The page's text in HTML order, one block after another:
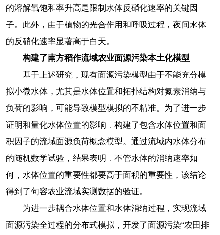
的溶解氧饱和率升高是限制水体反硝化速率的关键因
子。此外，由于植物的光合作用和呼吸过程，夜间水体
的反硝化速率显著高于白天。
构建了南方稻作流域农业面源污染本土化模型
基于上述研究，现有面源污染模型由于不能充分模
拟小微水体，尤其是水体位置和拓扑结构对氮素消纳与
负荷的影响，可能导致模型模拟的不精准。为了进一步
证明和量化水体位置的影响，构建了包含水体位置和面
积因子的流域面源负荷概念模型。通过流域内水体分布
的随机数学试验，结果表明，不管水体的消纳速率如
何，水体位置的重要性都要高于面积的重要性，该结论
得到了句容农业流域实测数据的验证。
为进一步耦合水体位置和水体消纳过程，实现流域
面源污染全过程的分布式模拟，开发了面源污染“农田排